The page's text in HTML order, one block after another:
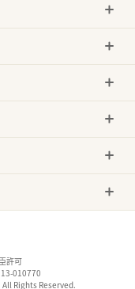
許可
13-010770
All Rights Reserved.